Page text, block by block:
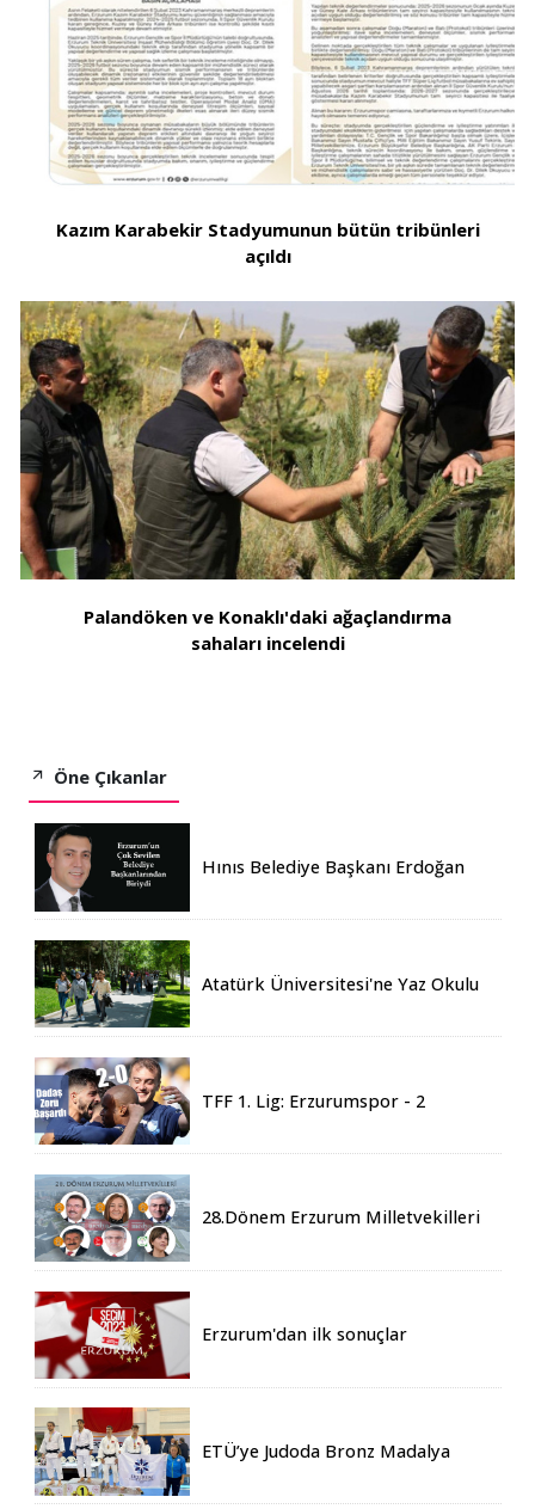
Kazım Karabekir Stadyumunun bütün tribünleri
açıldı
Palandöken ve Konaklı'daki ağaçlandırma
sahaları incelendi
Öne Çıkanlar
Hınıs Belediye Başkanı Erdoğan
Atatürk Üniversitesi'ne Yaz Okulu
TFF 1. Lig: Erzurumspor - 2
28.Dönem Erzurum Milletvekilleri
Erzurum'dan ilk sonuçlar
ETÜ’ye Judoda Bronz Madalya